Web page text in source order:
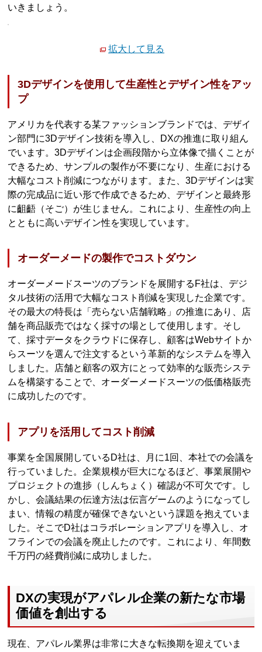
いきましょう。
拡大して見る
3Dデザインを使用して生産性とデザイン性をアッ
プ
アメリカを代表する某ファッションブランドでは、デザイ
ン部門に3Dデザイン技術を導入し、DXの推進に取り組ん
でいます。3Dデザインは企画段階から立体像で描くことが
できるため、サンプルの製作が不要になり、生産における
大幅なコスト削減につながります。また、3Dデザインは実
際の完成品に近い形で作成できるため、デザインと最終形
に齟齬（そご）が生じません。これにより、生産性の向上
とともに高いデザイン性を実現しています。
オーダーメードの製作でコストダウン
オーダーメードスーツのブランドを展開するF社は、デジ
タル技術の活用で大幅なコスト削減を実現した企業です。
その最大の特長は「売らない店舗戦略」の推進にあり、店
舗を商品販売ではなく採寸の場として使用します。そし
て、採寸データをクラウドに保存し、顧客はWebサイトか
らスーツを選んで注文するという革新的なシステムを導入
しました。店舗と顧客の双方にとって効率的な販売システ
ムを構築することで、オーダーメードスーツの低価格販売
に成功したのです。
アプリを活用してコスト削減
事業を全国展開しているD社は、月に1回、本社での会議を
行っていました。企業規模が巨大になるほど、事業展開や
プロジェクトの進捗（しんちょく）確認が不可欠です。し
かし、会議結果の伝達方法は伝言ゲームのようになってし
まい、情報の精度が確保できないという課題を抱えていま
した。そこでD社はコラボレーションアプリを導入し、オ
フラインでの会議を廃止したのです。これにより、年間数
千万円の経費削減に成功しました。
DXの実現がアパレル企業の新たな市場
価値を創出する
現在、アパレル業界は非常に大きな転換期を迎えていま